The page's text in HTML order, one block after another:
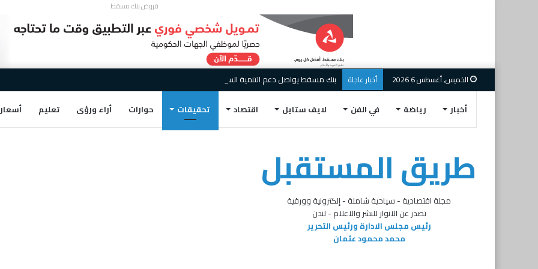
قروض بنك مسقط
الخميس, أغسطس 6 2026 أخبار عاجلة بنك مسقط يواصل دعم التنمية السياحية والاقتصادية كراعٍ مصرفي لملتقى أجواء الأشخرة 2026
أخبار رياضة في الفن لايف ستايل اقتصاد تحقيقات حوارات أراء ورؤى تعليم أسعار
طريق المستقبل
مجلة اقتصادية - سياحية شاملة - إلكترونية وورقية
تصدر عن الانوار للنشر والاعلام - لندن
رئيس مجلس الادارة ورئيس التحرير
محمد محمود عثمان